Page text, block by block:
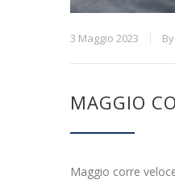
3 Maggio 2023 By
MAGGIO
Maggio corre